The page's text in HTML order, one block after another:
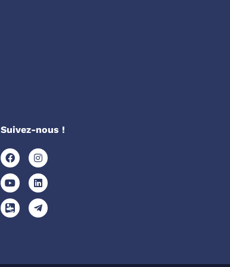
Suivez-nous !